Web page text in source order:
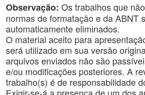
Observação: Os trabalhos que
normas de formatação e da ABNT
automaticamente eliminados.
O material aceito para
será utilizado em sua versão
arquivos enviados não são
e/ou modificações posteriores. A
trabalho(s) é de responsabilidade